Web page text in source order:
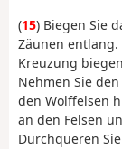
(15) Biegen Sie
Zäunen entlang.
Kreuzung
Nehmen Sie
den Wolffelsen
an den Felsen
Durchqueren